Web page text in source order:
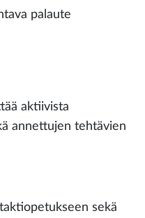
palaute
aktiivista
annettujen tehtävien
sekä